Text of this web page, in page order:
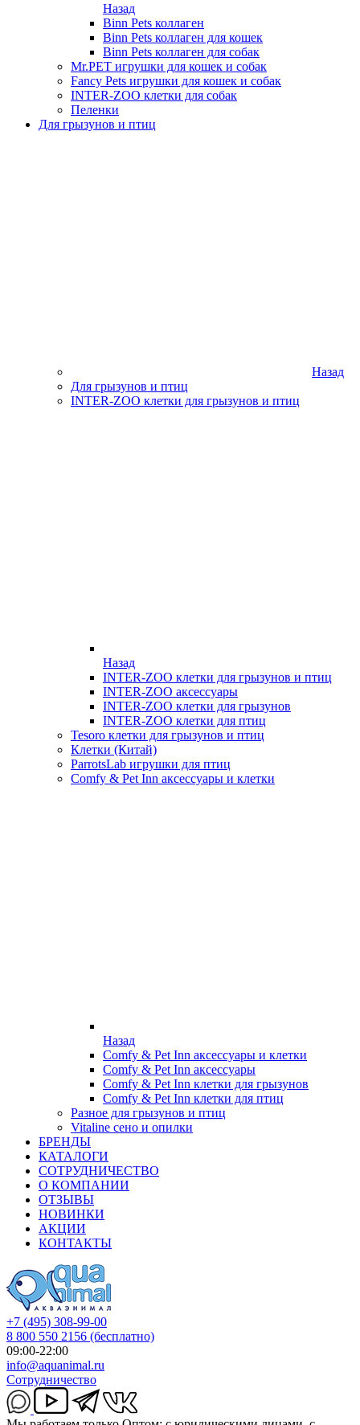
Назад
Binn Pets коллаген
Binn Pets коллаген для кошек
Binn Pets коллаген для собак
Mr.PET игрушки для кошек и собак
Fancy Pets игрушки для кошек и собак
INTER-ZOO клетки для собак
Пеленки
Для грызунов и птиц
Назад
Для грызунов и птиц
INTER-ZOO клетки для грызунов и птиц
Назад
INTER-ZOO клетки для грызунов и птиц
INTER-ZOO аксессуары
INTER-ZOO клетки для грызунов
INTER-ZOO клетки для птиц
Tesoro клетки для грызунов и птиц
Клетки (Китай)
ParrotsLab игрушки для птиц
Comfy & Pet Inn аксессуары и клетки
Назад
Comfy & Pet Inn аксессуары и клетки
Comfy & Pet Inn аксессуары
Comfy & Pet Inn клетки для грызунов
Comfy & Pet Inn клетки для птиц
Разное для грызунов и птиц
Vitaline сено и опилки
БРЕНДЫ
КАТАЛОГИ
СОТРУДНИЧЕСТВО
О КОМПАНИИ
ОТЗЫВЫ
НОВИНКИ
АКЦИИ
КОНТАКТЫ
+7 (495) 308-99-00
8 800 550 2156 (бесплатно)
09:00-22:00
info@aquanimal.ru
Сотрудничество